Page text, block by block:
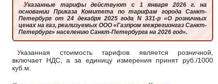
Указанные тарифы действуют с 1 января 2026 г. на
основании Приказа Комитета по тарифам города Санкт-
Петербург от 24 декабря 2025 года N 331-р «О розничных
ценах на газ, реализуемых ООО «Газпром межрегионгаз Санкт-
Петербург» населению Санкт-Петербурга на 2026 год».
Указанная стоимость тарифов является розничной,
включает НДС, а за единицу измерения принят руб./1000
куб.м.